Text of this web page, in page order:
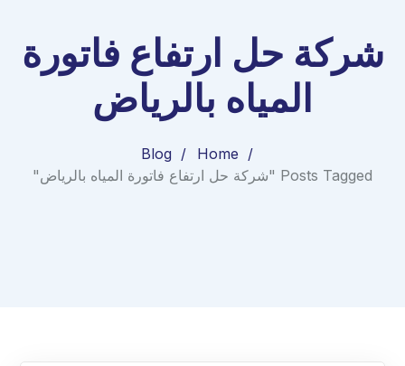
شركة حل ارتفاع فاتورة
المياه بالرياض
Home
Blog
Posts Tagged "شركة حل ارتفاع فاتورة المياه بالرياض"